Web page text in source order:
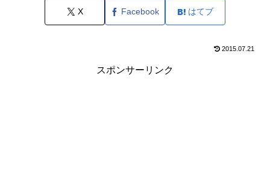
X Facebook はてブ
2015.07.21
スポンサーリンク